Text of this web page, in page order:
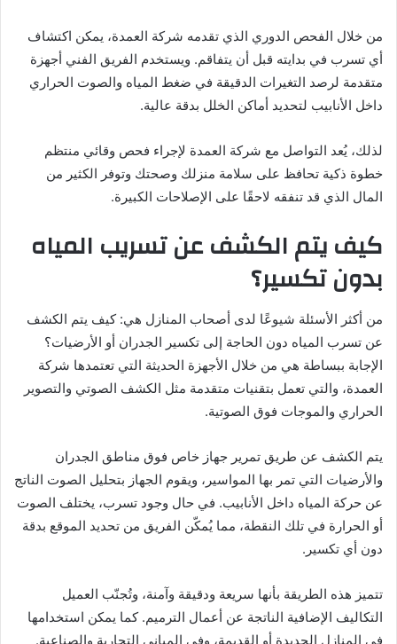
من خلال الفحص الدوري الذي تقدمه شركة العمدة، يمكن اكتشاف
أي تسرب في بدايته قبل أن يتفاقم. ويستخدم الفريق الفني أجهزة
متقدمة لرصد التغيرات الدقيقة في ضغط المياه والصوت الحراري
داخل الأنابيب لتحديد أماكن الخلل بدقة عالية.
لذلك، يُعد التواصل مع شركة العمدة لإجراء فحص وقائي منتظم
خطوة ذكية تحافظ على سلامة منزلك وصحتك وتوفر الكثير من
المال الذي قد تنفقه لاحقًا على الإصلاحات الكبيرة.
كيف يتم الكشف عن تسريب المياه
بدون تكسير؟
من أكثر الأسئلة شيوعًا لدى أصحاب المنازل هي: كيف يتم الكشف
عن تسرب المياه دون الحاجة إلى تكسير الجدران أو الأرضيات؟
الإجابة ببساطة هي من خلال الأجهزة الحديثة التي تعتمدها شركة
العمدة، والتي تعمل بتقنيات متقدمة مثل الكشف الصوتي والتصوير
الحراري والموجات فوق الصوتية.
يتم الكشف عن طريق تمرير جهاز خاص فوق مناطق الجدران
والأرضيات التي تمر بها المواسير، ويقوم الجهاز بتحليل الصوت الناتج
عن حركة المياه داخل الأنابيب. في حال وجود تسرب، يختلف الصوت
أو الحرارة في تلك النقطة، مما يُمكّن الفريق من تحديد الموقع بدقة
دون أي تكسير.
تتميز هذه الطريقة بأنها سريعة ودقيقة وآمنة، وتُجنّب العميل
التكاليف الإضافية الناتجة عن أعمال الترميم. كما يمكن استخدامها
في المنازل الجديدة أو القديمة، وفي المباني التجارية والصناعية.